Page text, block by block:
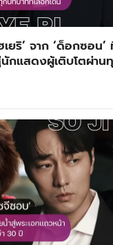
เยริ’ จาก ‘ด็อกซอน
กแสดงผู้เติบโตผ่าน